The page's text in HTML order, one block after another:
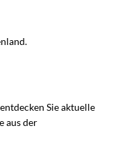
Sie aktuelle
aus der